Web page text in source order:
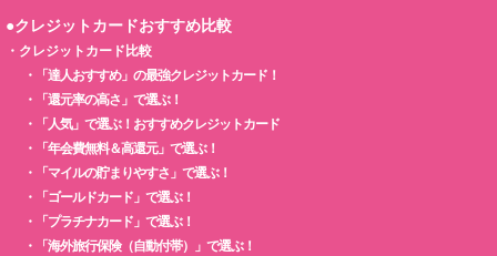
●クレジットカードおすすめ比較
・ クレジットカード比較
・
「達人おすすめ」の最強クレジットカード！
・
「還元率の高さ」で選ぶ！
・
「人気」で選ぶ！おすすめクレジットカード
・
「年会費無料＆高還元」で選ぶ！
・
「マイルの貯まりやすさ」で選ぶ！
・
「ゴールドカード」で選ぶ！
・
「プラチナカード」で選ぶ！
・
「海外旅行保険（自動付帯）」で選ぶ！